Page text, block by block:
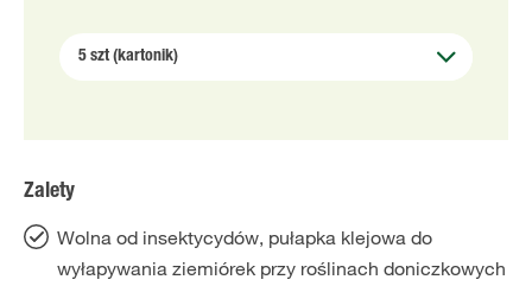
Zalety
Wolna od insektycydów, pułapka klejowa do
wyłapywania ziemiórek przy roślinach doniczkowych